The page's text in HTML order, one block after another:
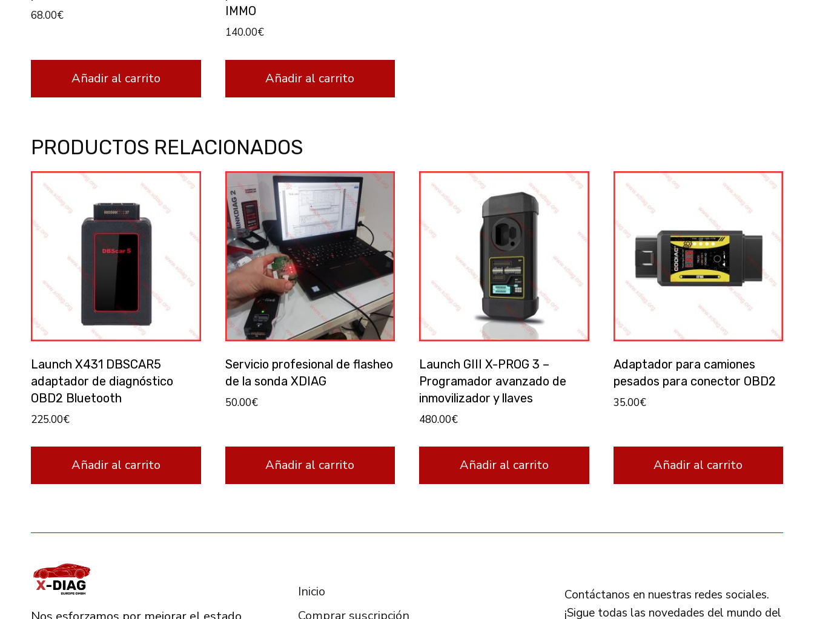
68.00€
Añadir al carrito
IMMO
140.00€
Añadir al carrito
PRODUCTOS RELACIONADOS
Launch X431 DBSCAR5
adaptador de diagnóstico
OBD2 Bluetooth
225.00€
Añadir al carrito
Servicio profesional de flasheo
de la sonda XDIAG
50.00€
Añadir al carrito
Launch GIII X-PROG 3 –
Programador avanzado de
inmovilizador y llaves
480.00€
Añadir al carrito
Adaptador para camiones
pesados para conector OBD2
35.00€
Añadir al carrito
Inicio
Contáctanos en nuestras redes sociales.
¡Sigue todas las novedades del mundo del